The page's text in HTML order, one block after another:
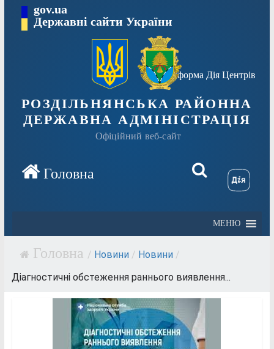
Перейтиgov.ua
Державні сайти України
Платформа Дія Центрів
РОЗДІЛЬНЯНСЬКА РАЙОННА
ДЕРЖАВНА АДМІНІСТРАЦІЯ
Офіційний веб-сайт
МЕНЮ
/ Новини / Новини /
Діагностичні обстеження раннього виявлення...